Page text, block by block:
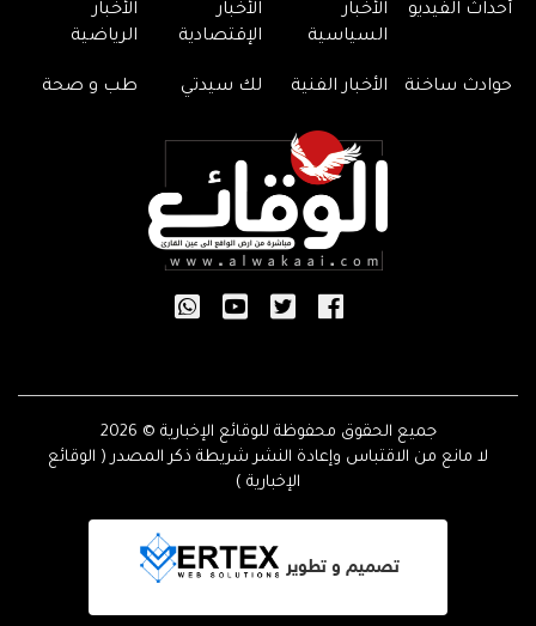
أحداث الفيديو
الأخبار
السياسية
الأخبار
الإقتصادية
الأخبار
الرياضية
حوادث ساخنة الأخبار الفنية لك سيدتي طب و صحة
جميع الحقوق محفوظة للوقائع الإخبارية © 2026
لا مانع من الاقتباس وإعادة النشر شريطة ذكر المصدر ( الوقائع
الإخبارية )
تصميم و تطوير